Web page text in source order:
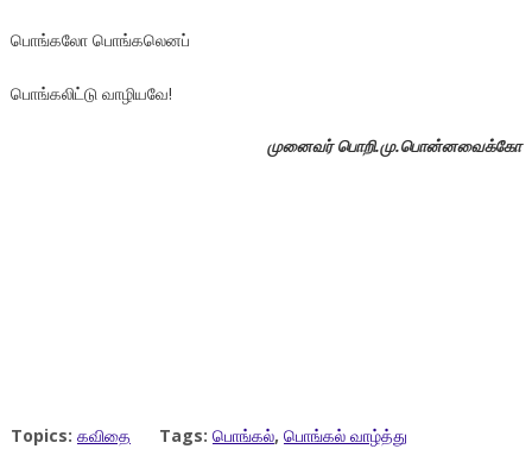
பொங்கலோ பொங்கலெனப்
பொங்கலிட்டு வாழியவே!
முனைவர் பொறி.மு.பொன்னவைக்கோ
Topics: கவிதை Tags: பொங்கல், பொங்கல் வாழ்த்து